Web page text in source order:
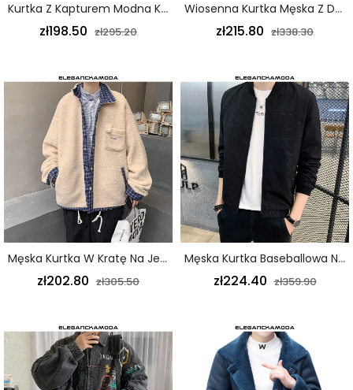
Kurtka Z Kapturem Modna Kurtka Młodzieżowa Męska Wiosna I Jesień Czarna
zł198.50 zł295.20
Wiosenna Kurtka Męska Z Dużą Kieszenią W Kolorze Wojskowej Zieleni
zł215.80 zł338.30
Męska Kurtka W Kratę Na Jesień I Zimę Modna Gruba Aksamitna Kurtka Khaki
zł202.80 zł305.50
Męska Kurtka Baseballowa Na Wiosnę I Jesień Z Krótkim Elastycznym Nadrukiem W Talii Pilot Czarna
zł224.40 zł359.90